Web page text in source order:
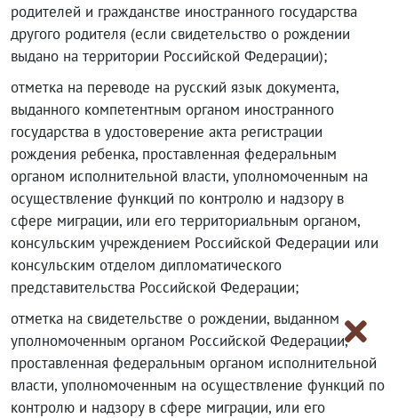
родителей и гражданстве иностранного государства
другого родителя (если свидетельство о рождении
выдано на территории Российской Федерации);
отметка на переводе на русский язык документа,
выданного компетентным органом иностранного
государства в удостоверение акта регистрации
рождения ребенка, проставленная федеральным
органом исполнительной власти, уполномоченным на
осуществление функций по контролю и надзору в
сфере миграции, или его территориальным органом,
консульским учреждением Российской Федерации или
консульским отделом дипломатического
представительства Российской Федерации;
отметка на свидетельстве о рождении, выданном
уполномоченным органом Российской Федерации,
проставленная федеральным органом исполнительной
власти, уполномоченным на осуществление функций по
контролю и надзору в сфере миграции, или его